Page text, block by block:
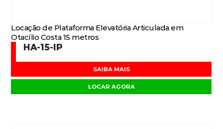
Locação de Plataforma Elevatória Articulada em
Otacílio Costa 15 metros
HA-15-IP
SAIBA MAIS
LOCAR AGORA